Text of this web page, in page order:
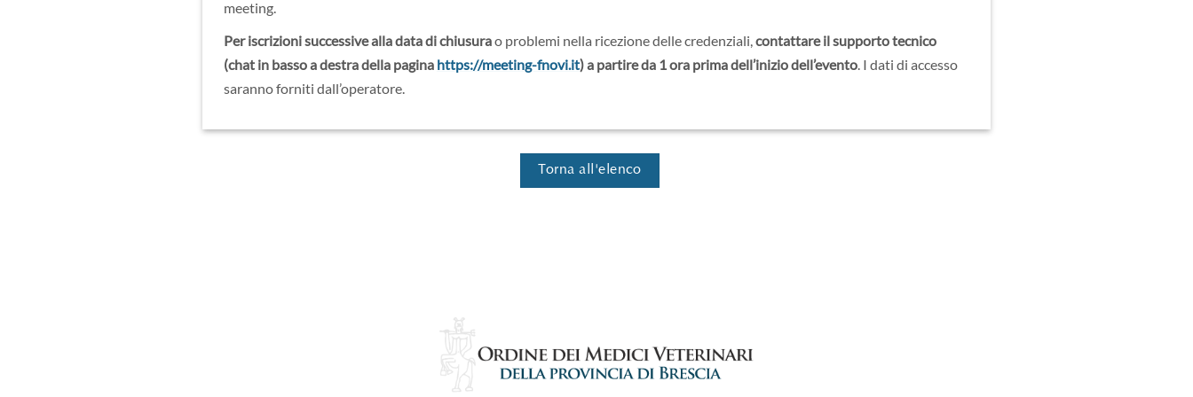
meeting.
Per iscrizioni successive alla data di chiusurao problemi nella ricezione delle credenziali, contattare il supporto tecnico
(chat in basso a destra della pagina https://meeting-fnovi.it) a partire da 1 ora prima dell’inizio dell’evento. I dati di accesso
saranno forniti dall’operatore.
Torna all'elenco